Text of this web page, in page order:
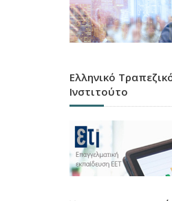
Ελληνικό
Ινστιτούτο